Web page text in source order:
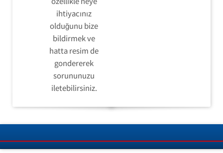
ihtiyacınız
olduğunu bize
bildirmek ve
hatta resim de
gondererek
sorununuzu
iletebilirsiniz.